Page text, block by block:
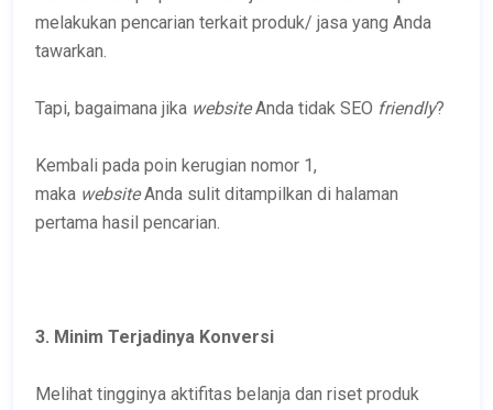
melakukan pencarian terkait produk/ jasa yang Anda
tawarkan.
Tapi, bagaimana jika websiteAnda tidak SEO friendly?
Kembali pada poin kerugian nomor 1,
maka websiteAnda sulit ditampilkan di halaman
pertama hasil pencarian.
3. Minim Terjadinya Konversi
Melihat tingginya aktifitas belanja dan riset produk